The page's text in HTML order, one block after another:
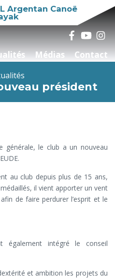
Argentan Canoë
Médias Contact
président
générale, le club a un nouveau
au club depuis plus de 15 ans,
il vient apporter un vent
de faire perdurer l’esprit et le
également intégré le conseil
et ambition les projets du